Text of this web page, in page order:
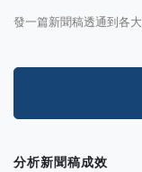
發一篇新聞稿透通到各
分析新聞稿成效